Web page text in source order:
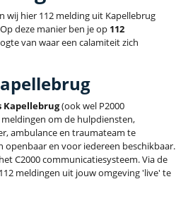
wij hier 112 melding uit Kapellebrug
deze manier ben je op 112
van waar een calamiteit zich
Kapellebrug(ook wel P2000
om de hulpdiensten,
ambulance en traumateam te
openbaar en voor iedereen beschikbaar.
C2000 communicatiesysteem. Via de
meldingen uit jouw omgeving 'live' te